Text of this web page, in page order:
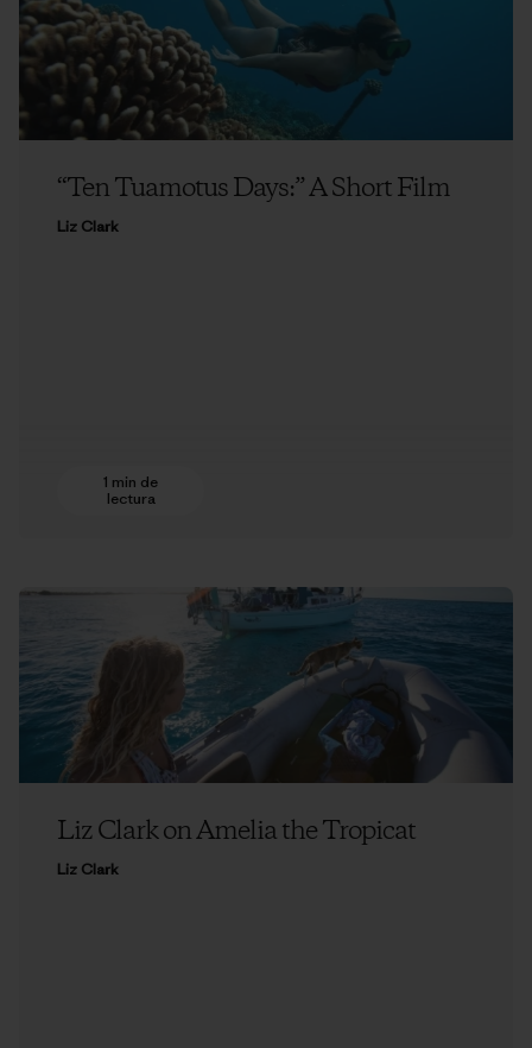
“Ten Tuamotus Days:” A Short Film
Liz Clark
1 min de
lectura
Liz Clark on Amelia the Tropicat
Liz Clark